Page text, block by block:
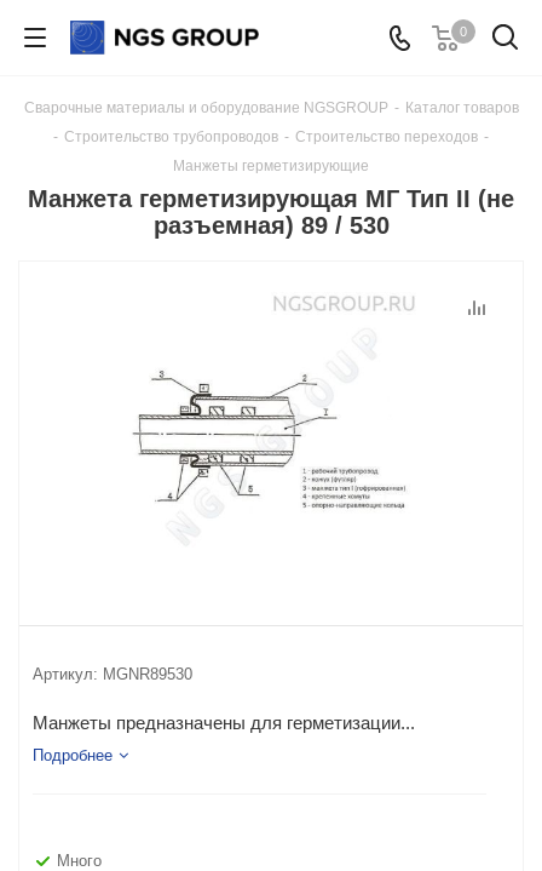
0
Сварочные материалы и оборудование NGSGROUP - Каталог товаров
- Строительство трубопроводов - Строительство переходов -
Манжеты герметизирующие
Манжета герметизирующая МГ Тип II (не
разъемная) 89 / 530
Артикул: MGNR89530
Манжеты предназначены для герметизации...
Подробнее
Много